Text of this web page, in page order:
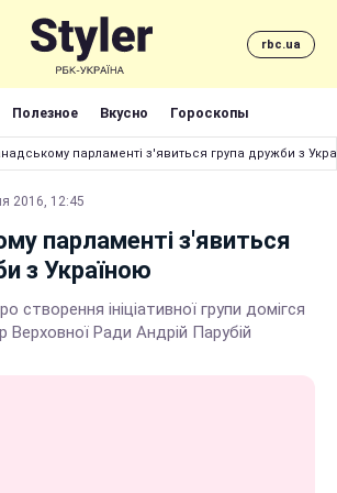
rbc.ua
Полезное Вкусно Гороскопы
парламенті з'явиться група дружби з
2016, 12:45
парламенті з'явиться
з Україною
створення ініціативної групи домігся
Верховної Ради Андрій Парубій